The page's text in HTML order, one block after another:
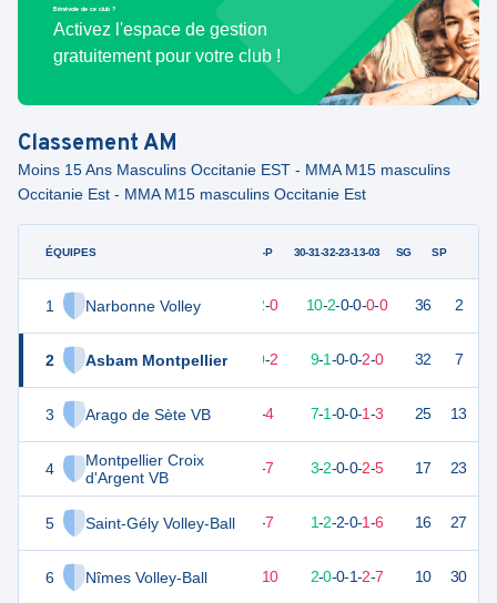
Bénévole de ce club ?
Activez l'espace de gestion
gratuitement pour votre club !
ClassementAM
Moins 15 Ans Masculins Occitanie EST - MMA M15 masculins
Occitanie Est - MMA M15 masculins Occitanie Est
ÉQUIPES
1 Narbonne Volley
2 Asbam Montpellier
3 Arago de Sète VB
4
Montpellier Croix
d'Argent VB
5 Saint-Gély Volley-Ball
6 Nîmes Volley-Ball
G-P 30-31-32-23-13-03 SG SP
36 12-0 10-2-0-0-0-0 36 2
30 12 10-2 9-1-0-0-2-0 32 7
24 -4 7-1-0-0-1-3 25 13
15 -7 3-2-0-0-2-5 17 23
13 12 -7 1-2-2-0-1-6 16 27
7 10 2-0-0-1-2-7 10 30